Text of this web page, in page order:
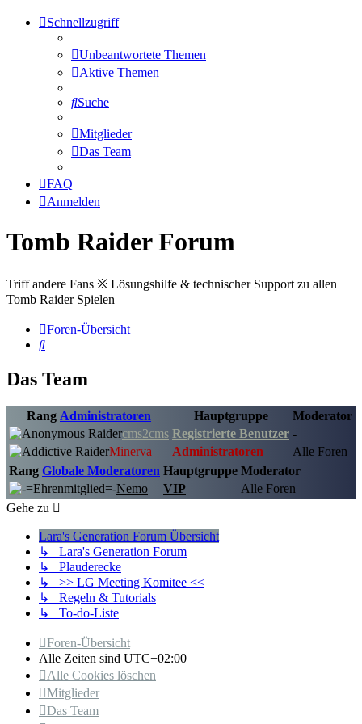
Schnellzugriff
Unbeantwortete Themen
Aktive Themen
Suche
Mitglieder
Das Team
FAQ
Anmelden
Tomb Raider Forum
Triff andere Fans ※ Lösungshilfe & technischer Support zu allen
Tomb Raider Spielen
Foren-Übersicht
Suche
Das Team
Rang Administratoren Hauptgruppe
Moderator
cms2cms Registrierte Benutzer -
Minerva
Administratoren
Alle Foren
Rang Globale Moderatoren Hauptgruppe Moderator
Nemo
VIP
Alle Foren
Gehe zu
Lara's Generation Forum Übersicht
↳ Lara's Generation Forum
↳ Plauderecke
↳ >> LG Meeting Komitee <<
↳ Regeln & Tutorials
↳ To-do-Liste
Foren-Übersicht
Alle Zeiten sind UTC+02:00
Alle Cookies löschen
Mitglieder
Das Team